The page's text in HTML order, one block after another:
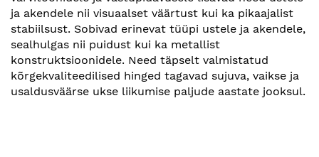
ja akendele nii visuaalset väärtust kui ka pikaajalist
stabiilsust. Sobivad erinevat tüüpi ustele ja akendele,
sealhulgas nii puidust kui ka metallist
konstruktsioonidele. Need täpselt valmistatud
kõrgekvaliteedilised hinged tagavad sujuva, vaikse ja
usaldusväärse ukse liikumise paljude aastate jooksul.